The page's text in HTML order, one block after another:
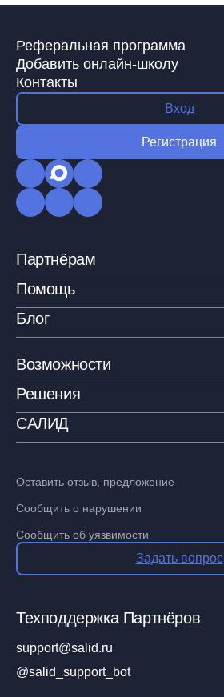
Реферальная программа
Добавить онлайн-школу
Контакты
Вход
Регистрация
Партнёрам
Помощь
Блог
Возможности
Решения
САЛИД
Оставить отзыв, предложение
Сообщить о нарушении
Сообщить об уязвимости
Задать вопрос
Техподдержка Партнёров
support@salid.ru
@salid_support_bot